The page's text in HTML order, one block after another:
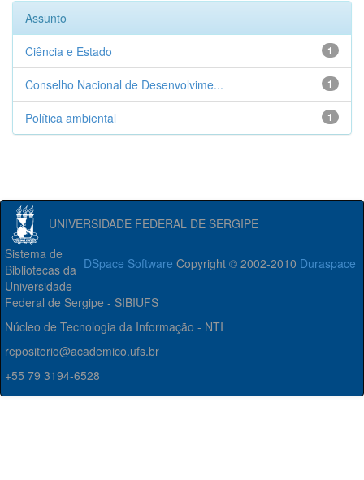
Assunto
1
Ciência e Estado
1
Conselho Nacional de Desenvolvime...
1
Política ambiental
UNIVERSIDADE FEDERAL DE SERGIPE
DSpace Software Copyright © 2002-2010 Duraspace
Sistema de
Bibliotecas da
Universidade
Federal de Sergipe - SIBIUFS
Núcleo de Tecnologia da Informação - NTI
repositorio@academico.ufs.br
+55 79 3194-6528